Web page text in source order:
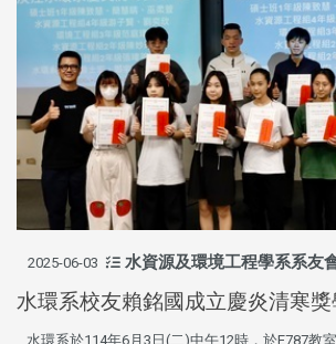
2025-06-03 水資源及環境工程學系系友
水環系校友賴銘國成立慶炎清寒獎
水環系於114年6月3日(二)中午12時，於E787教